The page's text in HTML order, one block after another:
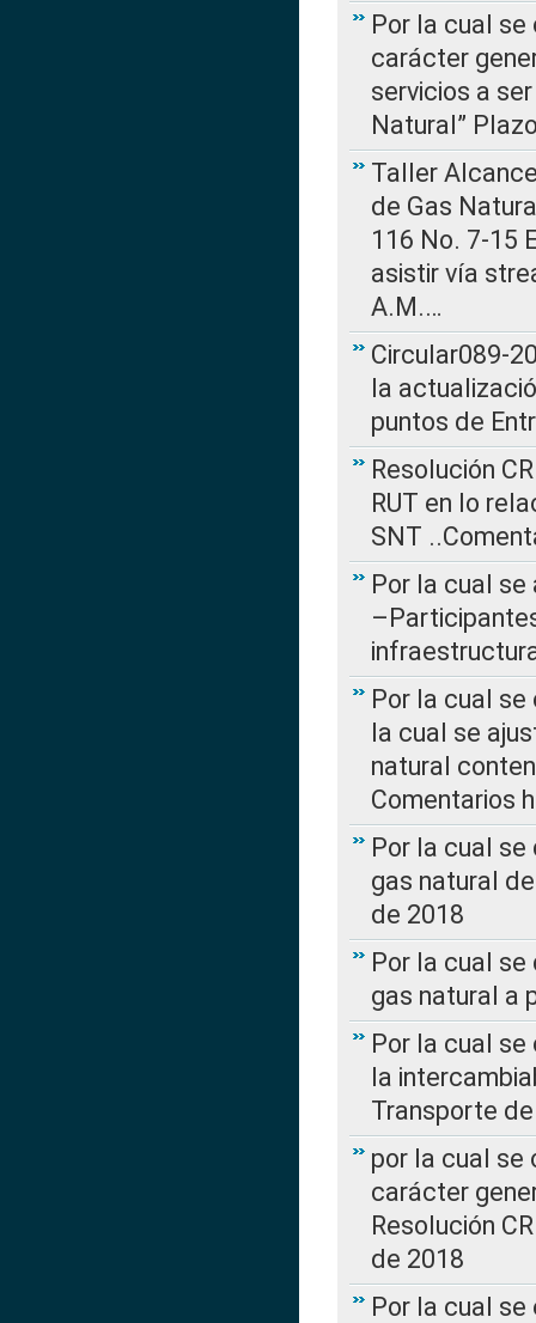
Por la cual
carácter
servicios a
Natural”
Taller
de Gas
116 No. 7-15
asistir vía
A.M.…
Circular089-
la
puntos de
Resolución
RUT en lo
SNT
Por la cual se
Por la cual se
la cual se
natural
Comentarios
Por la cual
gas natural
de 2018
Por la cual
gas natural a
Por la cual
la
Transporte
por la cual se
carácter
Resolución
de 2018
Por la cual